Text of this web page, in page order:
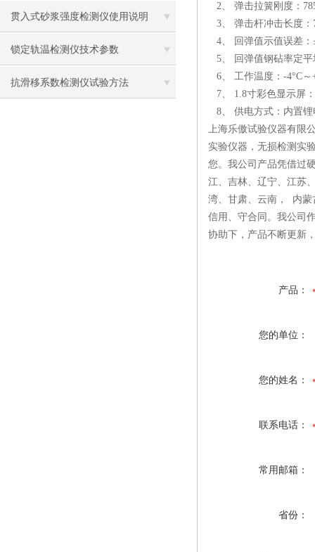
贯入式砂浆强度检测仪使用说明
锁定轨温检测仪技术参数
抗滑移系数检测仪试验方法
2、 弹击拉簧刚度：
3、 弹击杆冲击长度
4、 回弹值示值误差：
5、 回弹值钢砧率定
6、 工作温度：-4°C～
7、 1.8寸彩色显示屏
8、 供电方式：内置
上海乐傲试验仪器有限
实验仪器，无损检测实
您。我公司产品凭借过
江、吉林、辽宁、江苏
湾、甘肃、云南， 内蒙
信用、守合同。我公司
协助下，产品不断更新
产品：
您的单位：
您的姓名：
联系电话：
常用邮箱：
省份：